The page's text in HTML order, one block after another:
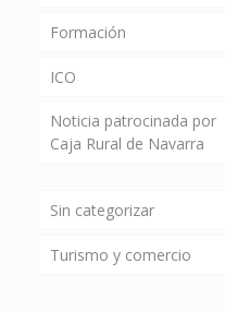
Formación
ICO
Noticia patrocinada por
Caja Rural de Navarra
Sin categorizar
Turismo y comercio